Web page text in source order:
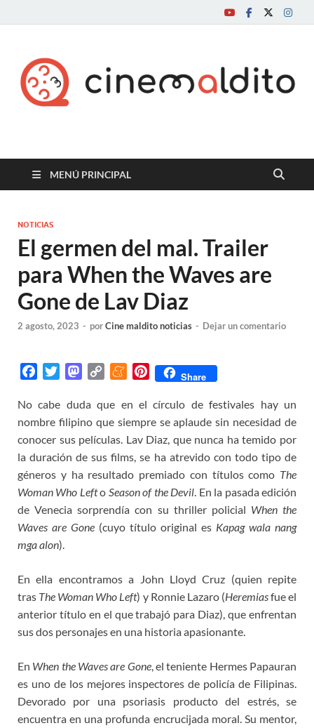
Cine maldito
MENÚ PRINCIPAL
NOTICIAS
El germen del mal. Trailer
para When the Waves are
Gone de Lav Diaz
2 agosto, 2023 - porCine maldito noticias - Dejar un comentario
c
e
b
o
o
k
i
t
t
e
r
M
s
t
o
d
o
n
p
y
L
i
n
k
M
n
e
a
m
e
P
n
t
e
r
e
s
t
Share
No cabe duda que en el círculo de festivales hay un
nombre filipino que siempre se aplaude sin necesidad de
conocer sus películas. Lav Diaz, que nunca ha temido por
la duración de sus films, se ha atrevido con todo tipo de
géneros y ha resultado premiado con títulos como The
Woman Who Lefto Season of the Devil. En la pasada edición
de Venecia sorprendía con su thriller policial When the
Waves are Gone (cuyo título original es Kapag wala nang
mga alon).
En ella encontramos a John Lloyd Cruz (quien repite
tras The Woman Who Left) y Ronnie Lazaro (Heremiasfue el
anterior título en el que trabajó para Diaz), que enfrentan
sus dos personajes en una historia apasionante.
En When the Waves are Gone, el teniente Hermes Papauran
es uno de los mejores inspectores de policía de Filipinas.
Devorado por una psoriasis producto del estrés, se
encuentra en una profunda encrucijada moral. Su mentor,